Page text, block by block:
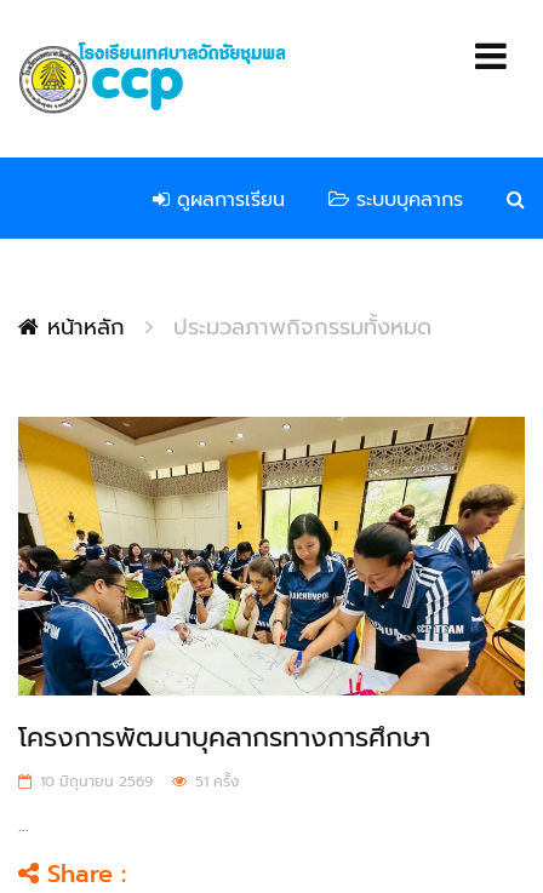
ดูผลการเรียน ระบบบุคลากร
หน้าหลัก ประมวลภาพกิจกรรมทั้งหมด
โครงการพัฒนาบุคลากรทางการศึกษา
10 มิถุนายน 2569 51 ครั้ง
...
Share :